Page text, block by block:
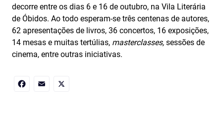
decorre entre os dias 6 e 16 de outubro, na Vila Literária
de Óbidos. Ao todo esperam-se três centenas de autores,
62 apresentações de livros, 36 concertos, 16 exposições,
14 mesas e muitas tertúlias, masterclasses, sessões de
cinema, entre outras iniciativas.